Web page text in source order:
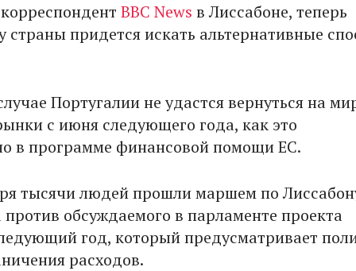
BBC News в Лиссабоне, теперь
страны придется искать альтернативные
Португалии не удастся вернуться на
с июня следующего года, как это
в программе финансовой помощи ЕС.
тысячи людей прошли маршем по
против обсуждаемого в парламенте проекта
год, который предусматривает
расходов.